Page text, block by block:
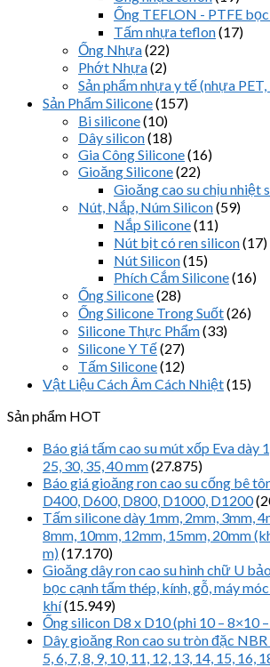
Ống TEFLON - PTFE
Tấm nhựa teflon(17)
Ống Nhựa(22)
Phớt Nhựa(2)
Sản phẩm nhựa y tế (nhựa PET,
Sản Phẩm Silicone(157)
Bi silicone(10)
Dây silicon(18)
Gia Công Silicone(16)
Gioăng Silicone(22)
Gioăng cao su chịu nhiệt
Nút, Nắp, Núm Silicon(59)
Nắp Silicone(11)
Nút bịt có ren silicon(17)
Nút Silicon(15)
Phích Cắm Silicone(16)
Ống Silicone(28)
Ống Silicone Trong Suốt(26)
Silicone Thực Phẩm(33)
Silicone Y Tế(27)
Tấm Silicone(12)
Vật Liệu Cách Âm Cách Nhiệt(15)
Sản phẩm HOT
Báo giá tấm cao su mút xốp Eva dày
25, 30, 35, 40 mm(27.875)
Báo giá gioăng ron cao su cống bê
D400, D600, D800, D1000, D1200
Tấm silicone dày 1mm, 2mm, 3mm,
8mm, 10mm, 12mm, 15mm, 20mm
m)(17.170)
Gioăng dây ron cao su hình chữ U
bọc cạnh tấm thép, kính, gỗ, máy
khí(15.949)
Ống silicon D8 x D10 (phi 10 – 8×10
Dây gioăng Ron cao su tròn đặc NBR
5, 6, 7, 8, 9, 10, 11, 12, 13, 14, 15, 16,